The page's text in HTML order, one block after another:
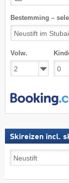
Bestemming –
Volw.
Skireizen incl.
incl.